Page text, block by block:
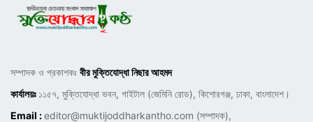
সম্পাদক ও প্রকাশকঃ বীর মুক্তিযোদ্ধা নিছার আহমদ
কার্যালয়ঃ ১১৫৭, মুক্তিযোদ্ধা ভবন, গাইটাল (জেমিনি রোড), কিশোরগঞ্জ, ঢাকা, বাংলাদেশ।
Email :editor@muktijoddharkantho.com (সম্পাদক),